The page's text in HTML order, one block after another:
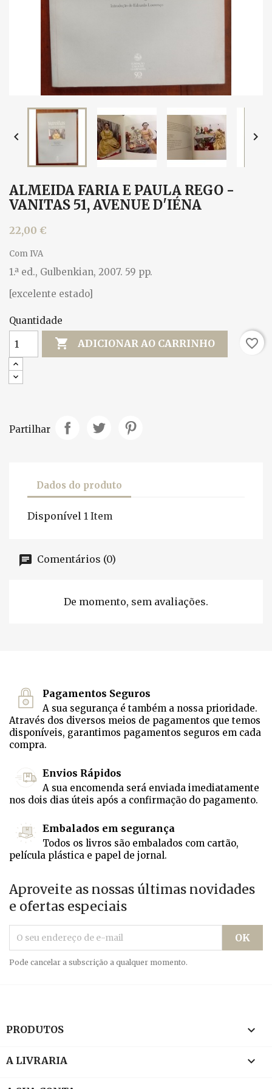
 
ALMEIDA FARIA E PAULA REGO -
VANITAS 51, AVENUE D'IÉNA
22,00 €
Com IVA
1.ª ed., Gulbenkian, 2007. 59 pp.
[excelente estado]
Quantidade
 ADICIONAR AO CARRINHO favorite_border
Partilhar
Dados do produto
Disponível 1 Item
Comentários (0)
De momento, sem avaliações.
Pagamentos Seguros
A sua segurança é também a nossa prioridade.
Através dos diversos meios de pagamentos que temos
disponíveis, garantimos pagamentos seguros em cada
compra.
Envios Rápidos
A sua encomenda será enviada imediatamente
nos dois dias úteis após a confirmação do pagamento.
Embalados em segurança
Todos os livros são embalados com cartão,
película plástica e papel de jornal.
Aproveite as nossas últimas novidades
e ofertas especiais
Pode cancelar a subscrição a qualquer momento.
PRODUTOS 
A LIVRARIA 